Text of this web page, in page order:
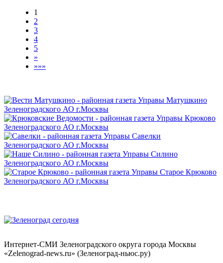
1
2
3
4
5
»
»»»
Интернет-СМИ Зеленоградского округа города Москвы
«Zelenograd-news.ru» (Зеленоград-ньюс.ру)